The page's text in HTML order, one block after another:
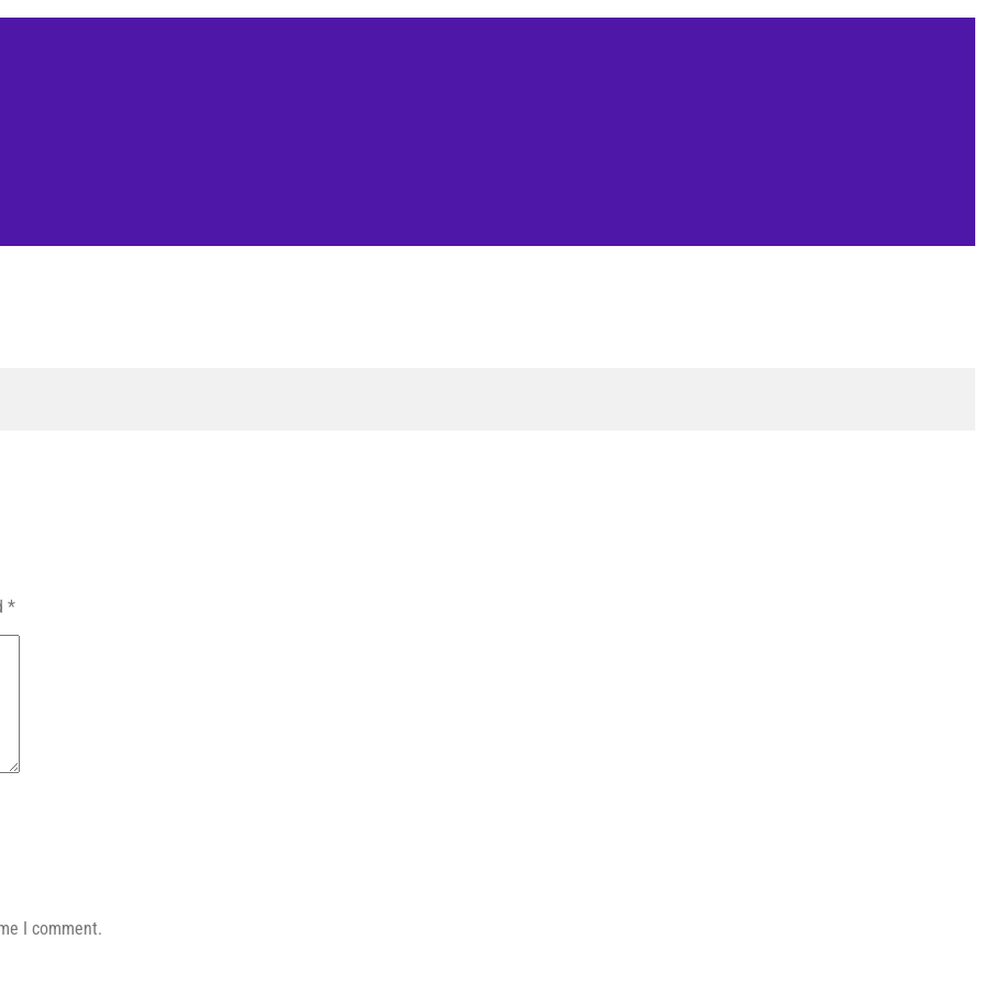
*
I comment.